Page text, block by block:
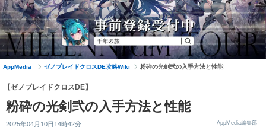
AppMedia ゼノブレイドクロスDE攻略Wiki 粉砕の光剣弐の入手方法と性能
【ゼノブレイドクロスDE】
粉砕の光剣弐の入手方法と性能
2025年04月10日14時42分 AppMedia編集部